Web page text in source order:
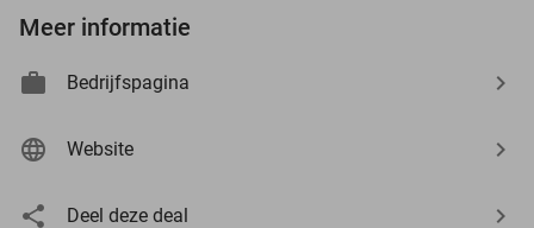
Meer informatie
Bedrijfspagina
Website
Deel deze deal